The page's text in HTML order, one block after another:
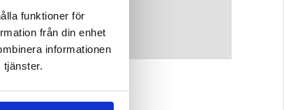
funktioner för
från din enhet
informationen
tjänster.